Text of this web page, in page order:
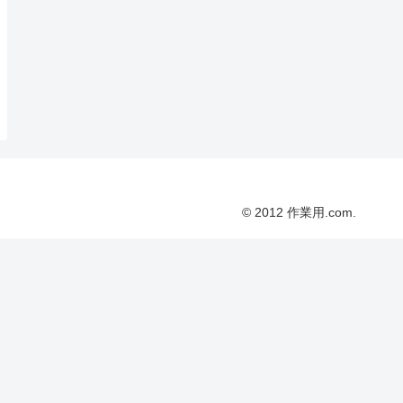
© 2012 作業用.com.